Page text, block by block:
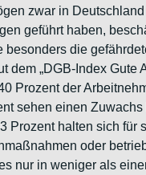
zwar in
geführt haben,
besonders die
dem „DGB-Index Gute
Prozent der
sehen einen Zuwachs
Prozent halten sich für
oder
nur in weniger als